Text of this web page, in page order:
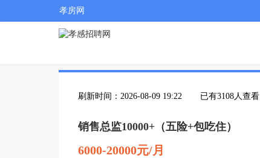
孝房网
刷新时间：2026-08-09 19:22 已有3108人查看
销售总监10000+（五险+包吃住）
6000-20000元/月